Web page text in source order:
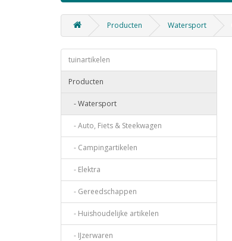
Producten Watersport
tuinartikelen
Producten
- Watersport
- Auto, Fiets & Steekwagen
- Campingartikelen
- Elektra
- Gereedschappen
- Huishoudelijke artikelen
- IJzerwaren